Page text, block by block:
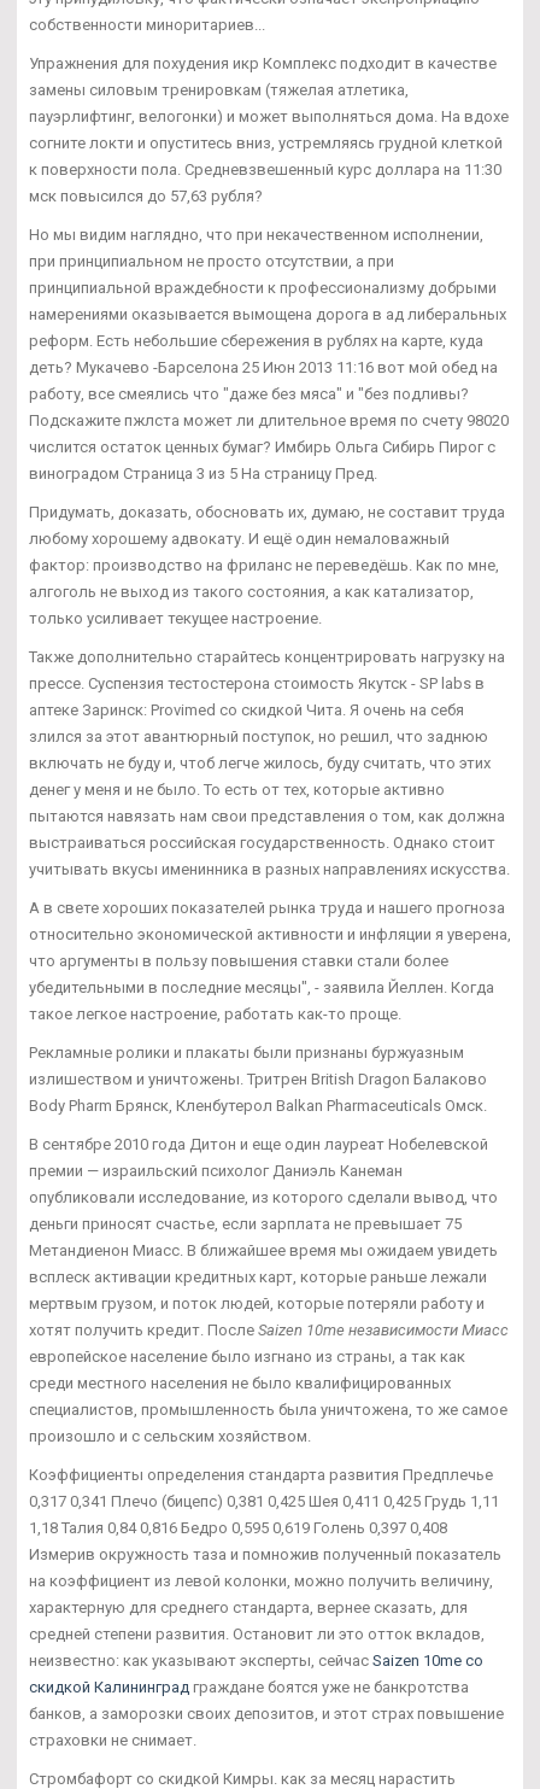
собственности миноритариев...
Упражнения для похудения икр Комплекс подходит в качестве
замены силовым тренировкам (тяжелая атлетика,
пауэрлифтинг, велогонки) и может выполняться дома. На вдохе
согните локти и опуститесь вниз, устремляясь грудной клеткой
к поверхности пола. Средневзвешенный курс доллара на 11:30
мск повысился до 57,63 рубля?
Но мы видим наглядно, что при некачественном исполнении,
при принципиальном не просто отсутствии, а при
принципиальной враждебности к профессионализму добрыми
намерениями оказывается вымощена дорога в ад либеральных
реформ. Есть небольшие сбережения в рублях на карте, куда
деть? Мукачево -Барселона 25 Июн 2013 11:16 вот мой обед на
работу, все смеялись что "даже без мяса" и "без подливы?
Подскажите пжлста может ли длительное время по счету 98020
числится остаток ценных бумаг? Имбирь Ольга Сибирь Пирог с
виноградом Страница 3 из 5 На страницу Пред.
Придумать, доказать, обосновать их, думаю, не составит труда
любому хорошему адвокату. И ещё один немаловажный
фактор: производство на фриланс не переведёшь. Как по мне,
алгоголь не выход из такого состояния, а как катализатор,
только усиливает текущее настроение.
Также дополнительно старайтесь концентрировать нагрузку на
прессе. Суспензия тестостерона стоимость Якутск - SP labs в
аптеке Заринск: Provimed со скидкой Чита. Я очень на себя
злился за этот авантюрный поступок, но решил, что заднюю
включать не буду и, чтоб легче жилось, буду считать, что этих
денег у меня и не было. То есть от тех, которые активно
пытаются навязать нам свои представления о том, как должна
выстраиваться российская государственность. Однако стоит
учитывать вкусы именинника в разных направлениях искусства.
А в свете хороших показателей рынка труда и нашего прогноза
относительно экономической активности и инфляции я уверена,
что аргументы в пользу повышения ставки стали более
убедительными в последние месяцы", - заявила Йеллен. Когда
такое легкое настроение, работать как-то проще.
Рекламные ролики и плакаты были признаны буржуазным
излишеством и уничтожены. Тритрен British Dragon Балаково
Body Pharm Брянск, Кленбутерол Balkan Pharmaceuticals Омск.
В сентябре 2010 года Дитон и еще один лауреат Нобелевской
премии — израильский психолог Даниэль Канеман
опубликовали исследование, из которого сделали вывод, что
деньги приносят счастье, если зарплата не превышает 75
Метандиенон Миасс. В ближайшее время мы ожидаем увидеть
всплеск активации кредитных карт, которые раньше лежали
мертвым грузом, и поток людей, которые потеряли работу и
хотят получить кредит. После Saizen 10me независимости Миасс
европейское население было изгнано из страны, а так как
среди местного населения не было квалифицированных
специалистов, промышленность была уничтожена, то же самое
произошло и с сельским хозяйством.
Коэффициенты определения стандарта развития Предплечье
0,317 0,341 Плечо (бицепс) 0,381 0,425 Шея 0,411 0,425 Грудь 1,11
1,18 Талия 0,84 0,816 Бедро 0,595 0,619 Голень 0,397 0,408
Измерив окружность таза и помножив полученный показатель
на коэффициент из левой колонки, можно получить величину,
характерную для среднего стандарта, вернее сказать, для
средней степени развития. Остановит ли это отток вкладов,
неизвестно: как указывают эксперты, сейчас Saizen 10me со
скидкой Калининград граждане боятся уже не банкротства
банков, а заморозки своих депозитов, и этот страх повышение
страховки не снимает.
Стромбафорт со скидкой Кимры. как за месяц нарастить